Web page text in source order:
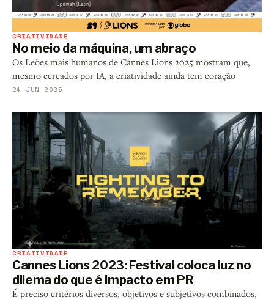
CRIATIVIDADE
No meio da máquina, um abraço
Os Leões mais humanos de Cannes Lions 2025 mostram que,
mesmo cercados por IA, a criatividade ainda tem coração
24 JUN 2025
CRIATIVIDADE
Cannes Lions 2023: Festival coloca luz no
dilema do que é impacto em PR
É preciso critérios diversos, objetivos e subjetivos combinados,